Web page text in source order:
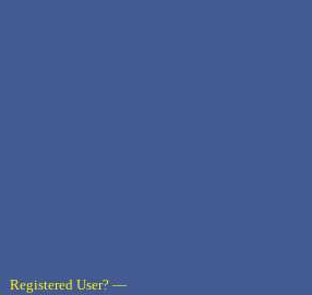
Registered User? —